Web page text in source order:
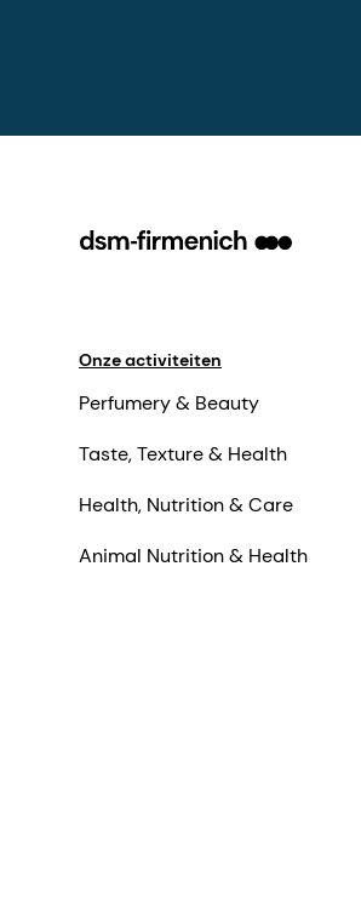
Onze activiteiten
Perfumery & Beauty
Taste, Texture & Health
Health, Nutrition & Care
Animal Nutrition & Health